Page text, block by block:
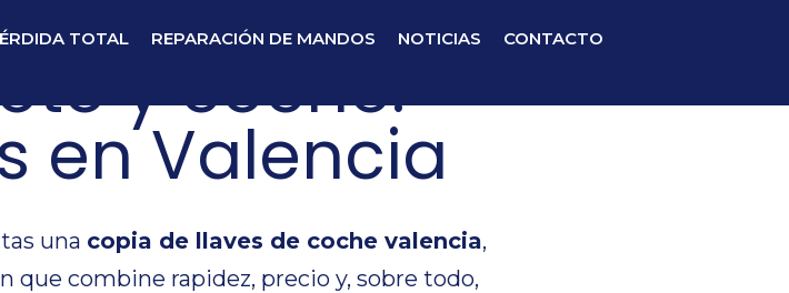
TOTAL REPARACIÓN DE MANDOS NOTICIAS CONTACTO
y coche:
en Valencia
una copia de llaves de coche valencia,
que combine rapidez, precio y, sobre todo,